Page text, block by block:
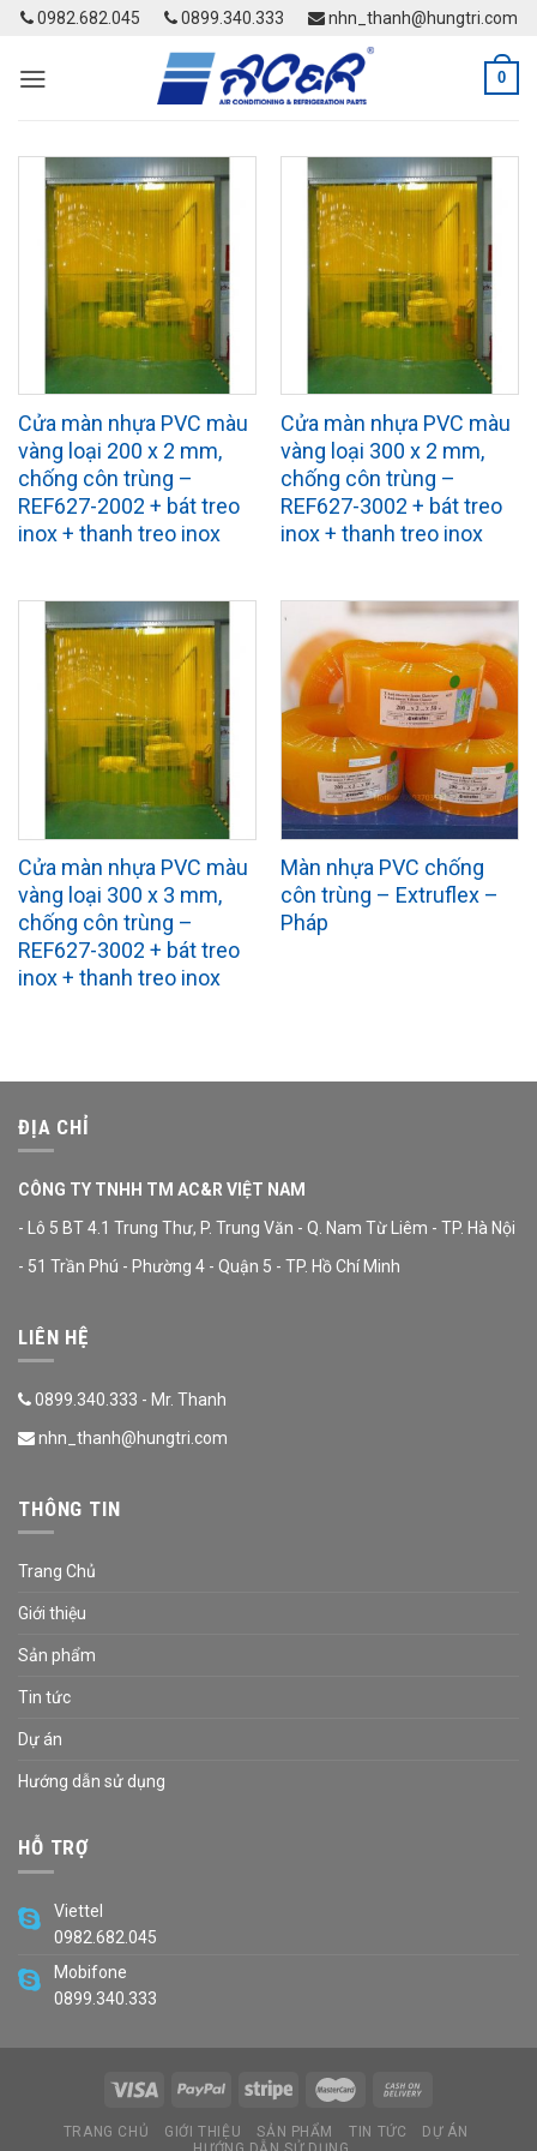
Skip
content
0982.682.045 0899.340.333 nhn_thanh@hungtri.com
0
Cửa màn nhựa PVC màu
vàng loại 200 x 2 mm,
chống côn trùng –
REF627-2002 + bát treo
inox + thanh treo inox
Cửa màn nhựa PVC màu
vàng loại 300 x 2 mm,
chống côn trùng –
REF627-3002 + bát treo
inox + thanh treo inox
Cửa màn nhựa PVC màu
vàng loại 300 x 3 mm,
chống côn trùng –
REF627-3002 + bát treo
inox + thanh treo inox
Màn nhựa PVC chống
côn trùng – Extruflex –
Pháp
ĐỊA CHỈ
CÔNG TY TNHH TM AC&R VIỆT NAM
- Lô 5 BT 4.1 Trung Thư, P. Trung Văn - Q. Nam Từ Liêm - TP. Hà Nội
- 51 Trần Phú - Phường 4 - Quận 5 - TP. Hồ Chí Minh
LIÊN HỆ
0899.340.333 - Mr. Thanh
nhn_thanh@hungtri.com
THÔNG TIN
Trang Chủ
Giới thiệu
Sản phẩm
Tin tức
Dự án
Hướng dẫn sử dụng
HỖ TRỢ
Viettel
0982.682.045
Mobifone
0899.340.333
TRANG CHỦ GIỚI THIỆU SẢN PHẨM TIN TỨC
DỰ ÁN